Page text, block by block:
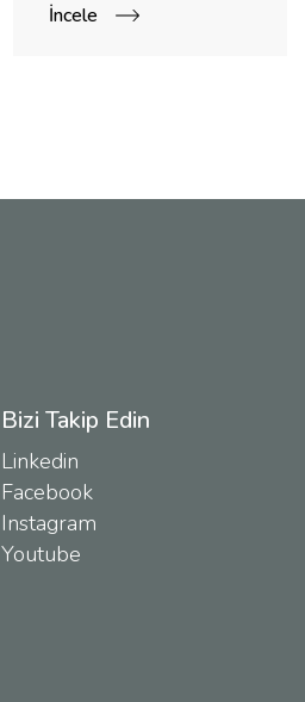
İncele
Bizi Takip Edin
Linkedin
Facebook
Instagram
Youtube